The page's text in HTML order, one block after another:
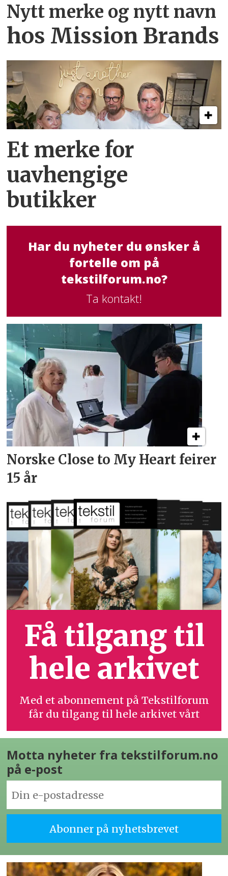
Nytt merke og nytt navn
hos Mission Brands
Et merke for
uavhengige
butikker
Har du nyheter du ønsker å
fortelle om på
tekstilforum.no?
Ta kontakt!
Norske Close to My Heart feirer
15 år
Få tilgang til
hele arkivet
Med et abonnement på Tekstilforum
får du tilgang til hele arkivet vårt
Motta nyheter fra tekstilforum.no
på e-post